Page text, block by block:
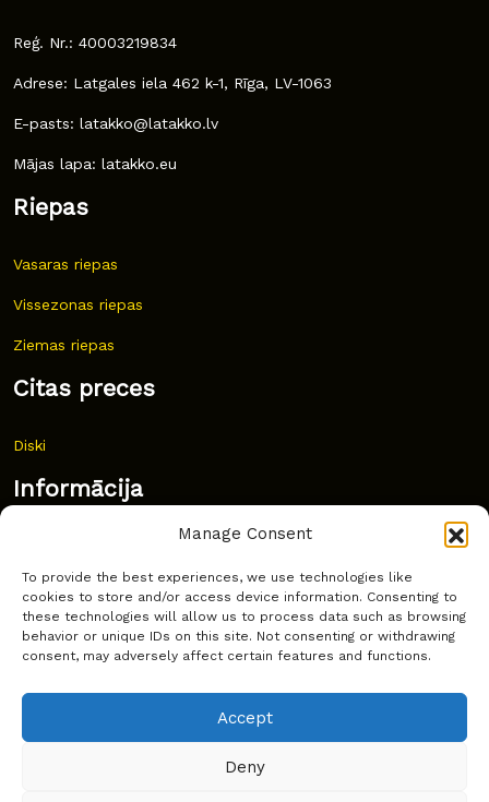
Manage Consent
To provide the best experiences, we use technologies like
cookies to store and/or access device information. Consenting to
these technologies will allow us to process data such as browsing
behavior or unique IDs on this site. Not consenting or withdrawing
consent, may adversely affect certain features and functions.
Accept
Deny
Reģ. Nr.: 40003219834
Adrese: Latgales iela 462 k-1, Rīga, LV-1063
E-pasts: latakko@latakko.lv
Mājas lapa: latakko.eu
Riepas
Vasaras riepas
Vissezonas riepas
Ziemas riepas
Citas preces
Diski
Informācija
Bieži uzdoti jautājumi
Kur pirkt?
Sīkdatņu politika